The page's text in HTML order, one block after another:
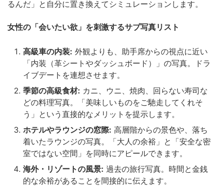
るんだ」と自分に置き換えてシミュレーションします。
女性の「会いたい欲」を刺激するサブ写真リスト
高級車の内装: 外観よりも、助手席からの視点に近い
「内装（革シートやダッシュボード）」の写真。ドラ
イブデートを連想させます。
季節の高級食材: カニ、ウニ、焼肉、回らない寿司な
どの料理写真。「美味しいものをご馳走してくれそ
う」という直接的なメリットを提示します。
ホテルやラウンジの窓際: 高層階からの景色や、落ち
着いたラウンジの写真。「大人の余裕」と「安全な密
室ではない空間」を同時にアピールできます。
海外・リゾートの風景: 過去の旅行写真。時間と金銭
的な余裕があることを間接的に伝えます。